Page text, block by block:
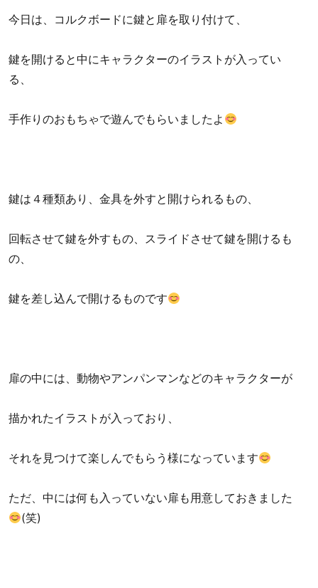
今日は、コルクボードに鍵と扉を取り付けて、
鍵を開けると中にキャラクターのイラストが入ってい
る、
手作りのおもちゃで遊んでもらいましたよ
鍵は４種類あり、金具を外すと開けられるもの、
回転させて鍵を外すもの、スライドさせて鍵を開けるも
の、
鍵を差し込んで開けるものです
扉の中には、動物やアンパンマンなどのキャラクターが
描かれたイラストが入っており、
それを見つけて楽しんでもらう様になっています
ただ、中には何も入っていない扉も用意しておきました
(笑)